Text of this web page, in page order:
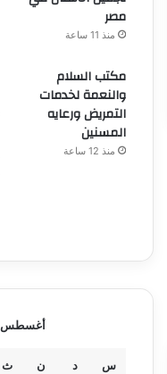
مصر
منذ 11 ساعة
مكتب السلام
والنعمة لخدمات
التمريض ورعايه
المسنين
منذ 12 ساعة
أغسطس 2026
س د ن ث